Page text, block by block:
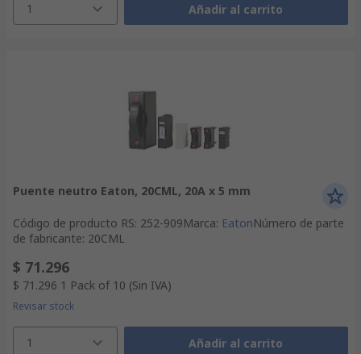
1 Añadir al carrito
Puente neutro Eaton, 20CML, 20A x 5 mm
Código de producto RS: 252-909Marca: EatonNúmero de parte
de fabricante: 20CML
$ 71.296
$ 71.296 1 Pack of 10 (Sin IVA)
Revisar stock
1 Añadir al carrito